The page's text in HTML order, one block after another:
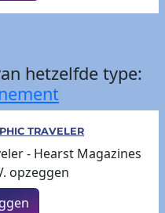
hetzelfde type:
TRAVELER